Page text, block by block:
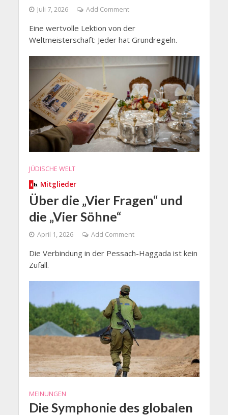
Juli 7, 2026 Add Comment
Eine wertvolle Lektion von der
Weltmeisterschaft: Jeder hat Grundregeln.
JÜDISCHE WELT
Mitglieder
Über die „Vier Fragen“ und
die „Vier Söhne“
April 1, 2026 Add Comment
Die Verbindung in der Pessach-Haggada ist kein
Zufall.
MEINUNGEN
Die Symphonie des globalen